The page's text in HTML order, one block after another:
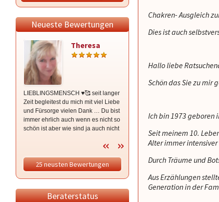
Neueste Bewertungen
Theresa
LIEBLINGSMENSCH ♥️🥰 seit langer
Zeit begleitest du mich mit viel Liebe
und Fürsorge vielen Dank … Du bist
immer ehrlich auch wenn es nicht so
schön ist aber wie sind ja auch nicht
isses 🥰 ganz lieben Dank für dein
mittlerweile Freundschaft hdl 😘
schwere Zeit ist nun bald vorbei …
25 neusten Bewertungen
Beraterstatus
Chakren- Ausgleich
Dies ist auch
Hallo liebe
Schön das Sie zu mir
Ich bin 1973 geboren
Seit meinem 10.
Alter immer
Durch Träume und
Aus Erzählungen
Generation in der